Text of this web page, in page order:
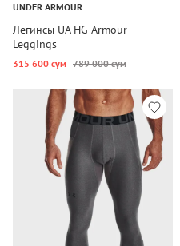
UNDER ARMOUR
Легинсы UA HG Armour
Leggings
315 600 сум 789 000 сум